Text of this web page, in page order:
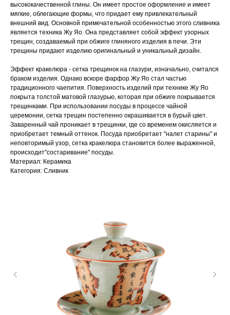
высококачественной глины. Он имеет простое оформление и имеет
мягкие, облегающие формы, что придает ему привлекательный
внешний вид. Основной примечательной особенностью этого сливника
является техника Жу Яо. Она представляет собой эффект узорных
трещин, создаваемый при обжиге глиняного изделия в печи. Эти
трещины придают изделию оригинальный и уникальный дизайн.
Эффект кракелюра - сетка трещинок на глазури, изначально, считался
браком изделия. Однако вскоре фарфор Жу Яо стал частью
традиционного чаепития. Поверхность изделий при технике Жу Яо
покрыта толстой матовой глазурью, которая при обжиге покрывается
трещинками. При использовании посуды в процессе чайной
церемонии, сетка трещин постепенно окрашивается в бурый цвет.
Заваренный чай проникает в трещинки, где со временем окисляется и
приобретает темный оттенок. Посуда приобретает "налет старины" и
неповторимый узор, сетка кракелюра становится более выраженной,
происходит"состаривание" посуды.
Материал: Керамика
Категория: Сливник